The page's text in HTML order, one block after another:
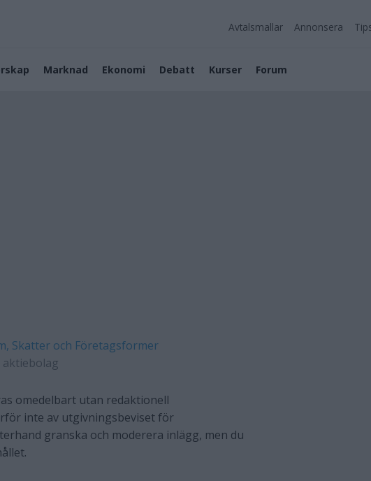
Avtalsmallar Annonsera
Marknad Ekonomi Debatt Kurser Forum
Skatter och Företagsformer
omedelbart utan redaktionell
inte av utgivningsbeviset för
granska och moderera inlägg, men du